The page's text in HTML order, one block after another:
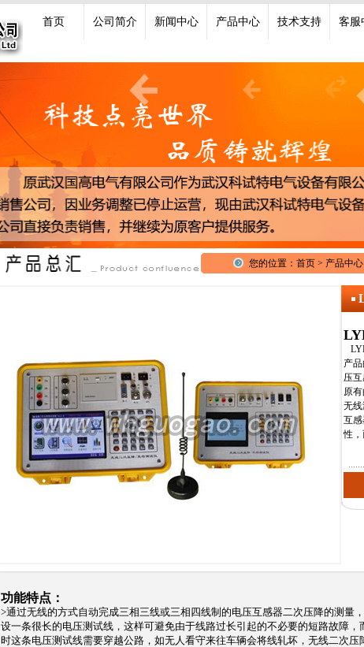
首页 公司简介 新闻中心 产品中心 技术支持 客服
您的位置：首页 > 产品中
产
压
原
无
互
性，
功能特点：
>通过无线的方式自动完成三相三线或三相四线制的电压互感器二次压降的测量
设一条很长的电压测试线，这样可避免由于线路过长引起的不必要的短路故障
时这条电压测试线需要穿越公路，如无人看守来往车辆会将线轧坏，无线二次